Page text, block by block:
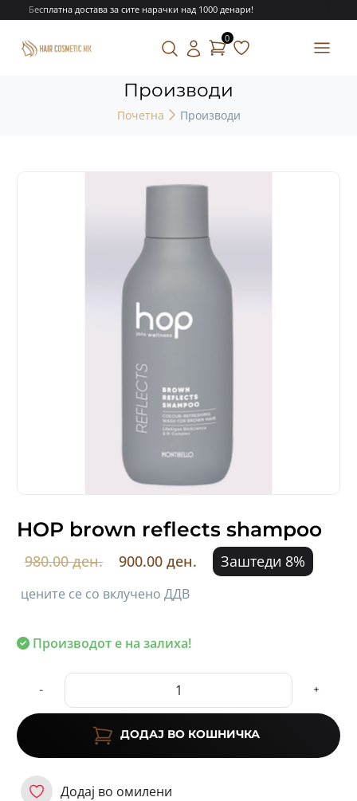
Бесплатна достава за сите нарачки над 1000 денари!
0
Производи
Почетна Производи
HOP brown reflects shampoo
980.00 ден. 900.00 ден. Заштеди 8%
цените се со вклучено ДДВ
Производот е на залиха!
- +
ДОДАЈ ВО КОШНИЧКА
Додај во омилени